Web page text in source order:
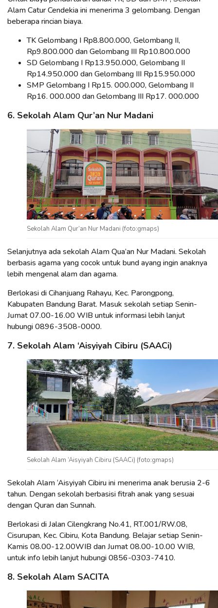
Alam Catur Cendekia ini menerima 3 gelombang. Dengan
beberapa rincian biaya.
TK Gelombang I Rp8.800.000, Gelombang II,
Rp9.800.000 dan Gelombang III Rp10.800.000
SD Gelombang I Rp13.950.000, Gelombang II
Rp14.950.000 dan Gelombang III Rp15.950.000
SMP Gelombang I Rp15. 000.000, Gelombang II
Rp16. 000.000 dan Gelombang III Rp17. 000.000
6. Sekolah Alam Qur’an Nur Madani
Sekolah Alam Qur’an Nur Madani (foto:gmaps)
Selanjutnya ada sekolah Alam Qua’an Nur Madani. Sekolah
berbasis agama yang cocok untuk bund ayang ingin anaknya
lebih mengenal alam dan agama.
Berlokasi di Cihanjuang Rahayu, Kec. Parongpong,
Kabupaten Bandung Barat. Masuk sekolah setiap Senin-
Jumat 07.00-16.00 WIB untuk informasi lebih lanjut
hubungi 0896-3508-0000.
7. Sekolah Alam ‘Aisyiyah Cibiru (SAACi)
Sekolah Alam ‘Aisyiyah Cibiru (SAACi) (foto:gmaps)
Sekolah Alam ‘Aisyiyah Cibiru ini menerima anak berusia 2-6
tahun. Dengan sekolah berbasisi fitrah anak yang sesuai
dengan Quran dan Sunnah.
Berlokasi di Jalan Cilengkrang No.41, RT.001/RW.08,
Cisurupan, Kec. Cibiru, Kota Bandung. Belajar setiap Senin-
Kamis 08.00-12.00WIB dan Jumat 08.00-10.00 WIB,
untuk info lebih lanjut hubungi 0856-0303-7410.
8. Sekolah Alam SACITA